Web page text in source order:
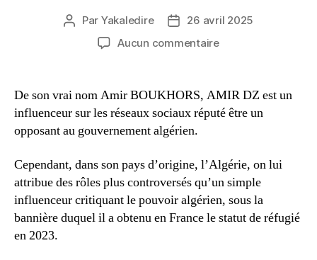
Auteur
l’article
Par Yakaledire
Date26 avril 2025
Aucun commentairesur
AMIR
DZ
et
présumé
kidnapping
De son vrai nom Amir BOUKHORS, AMIR DZ est un
influenceur sur les réseaux sociaux réputé être un
opposant au gouvernement algérien.
Cependant, dans son pays d’origine, l’Algérie, on lui
attribue des rôles plus controversés qu’un simple
influenceur critiquant le pouvoir algérien, sous la
bannière duquel il a obtenu en France le statut de réfugié
en 2023.